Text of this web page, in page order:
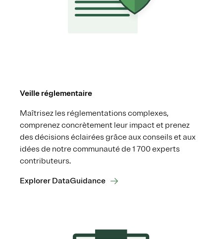
Veille réglementaire
Maîtrisez les réglementations complexes,
comprenez concrètement leur impact et prenez
des décisions éclairées grâce aux conseils et aux
idées de notre communauté de 1 700 experts
contributeurs.
Explorer DataGuidance